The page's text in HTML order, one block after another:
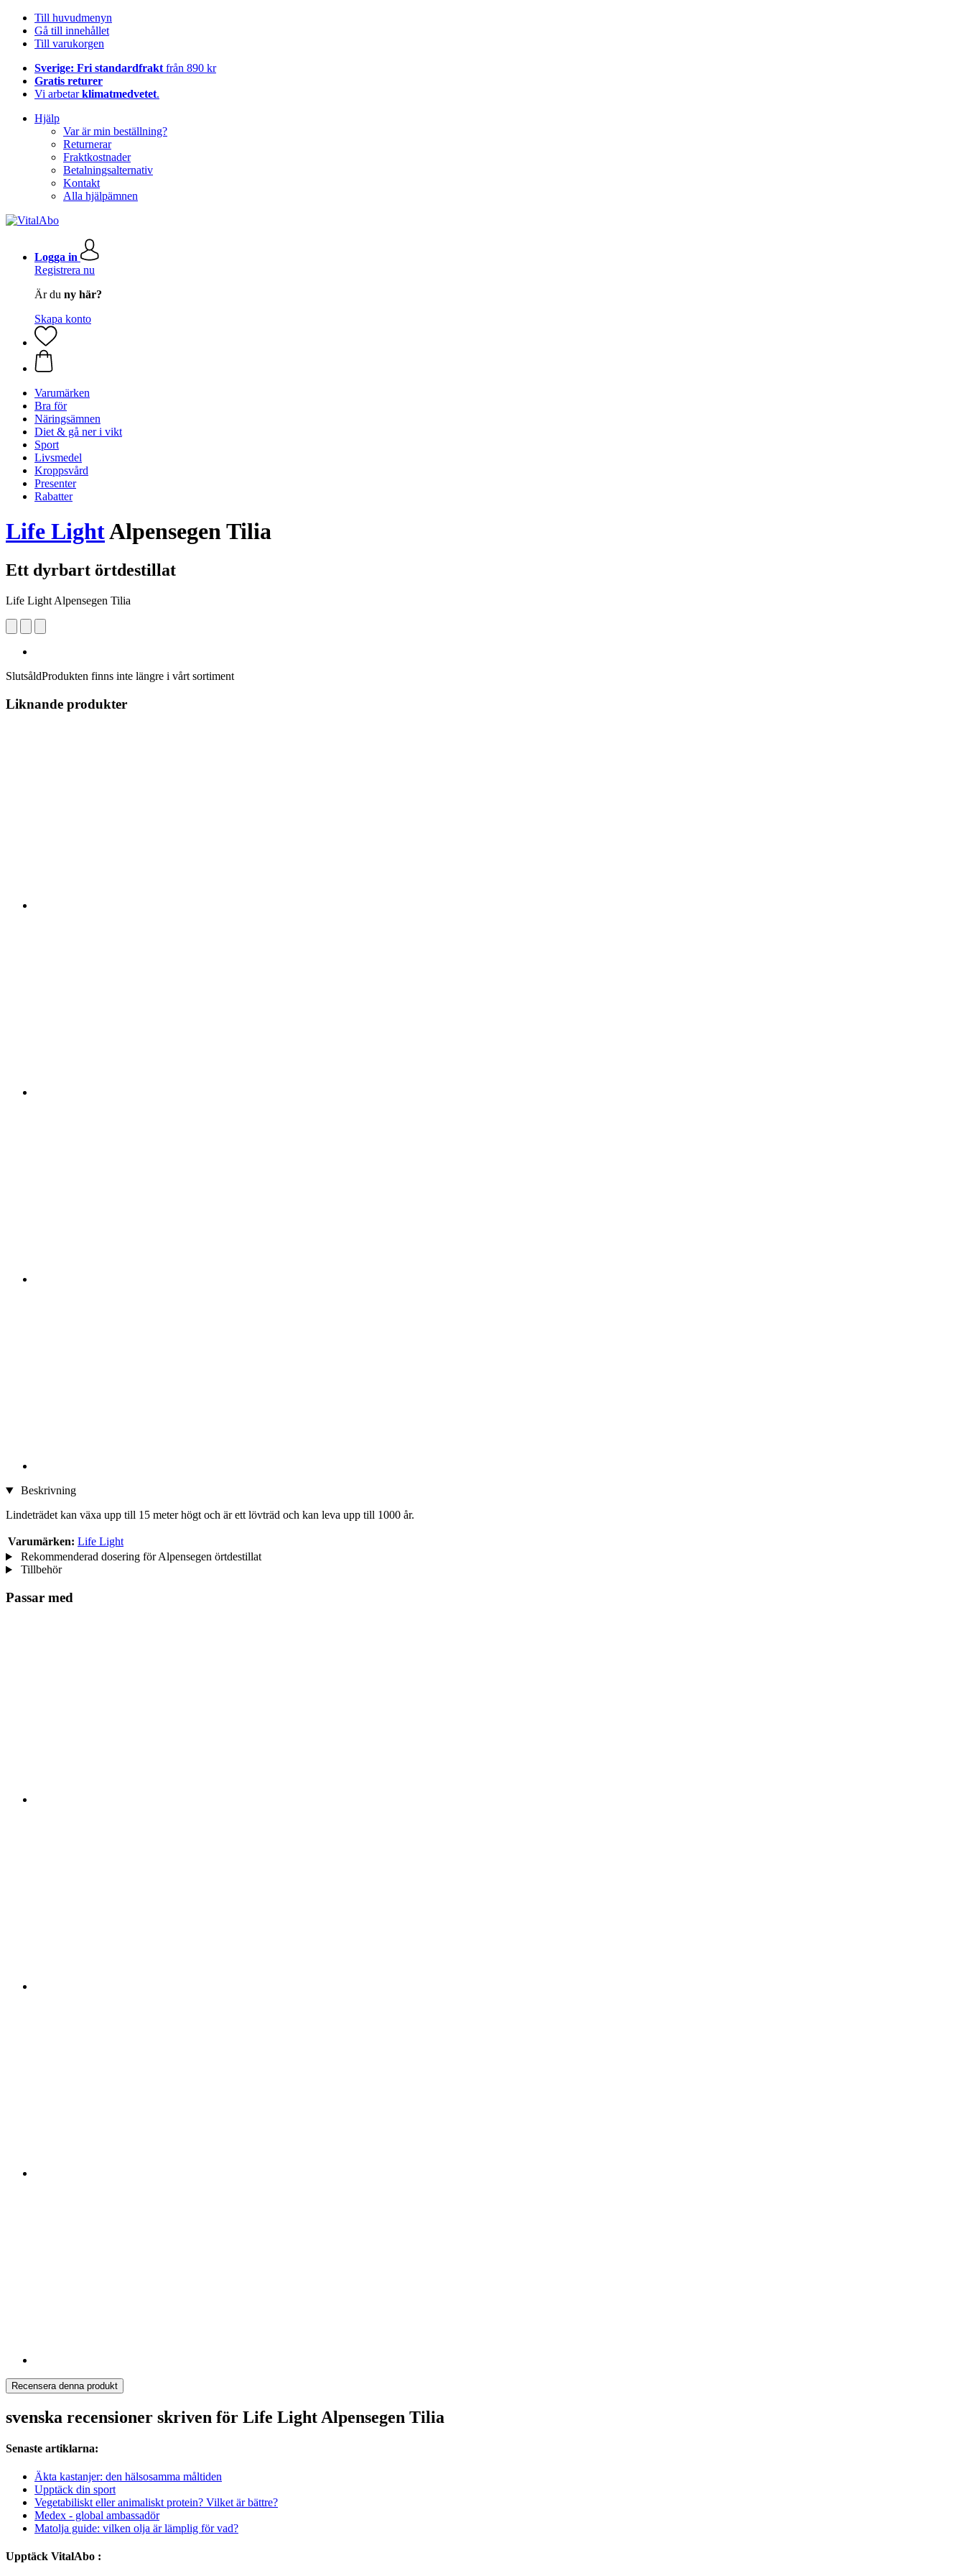
Till huvudmenyn
Gå till innehållet
Till varukorgen
Sverige: Fri standardfrakt från 890 kr
Gratis returer
Vi arbetarklimatmedvetet.
Hjälp
Var är min beställning?
Returnerar
Fraktkostnader
Betalningsalternativ
Kontakt
Alla hjälpämnen
Logga in
Registrera nu
Är du ny här?
Skapa konto
Varumärken
Bra för
Näringsämnen
Diet & gå ner i vikt
Sport
Livsmedel
Kroppsvård
Presenter
Rabatter
Life LightAlpensegen Tilia
Ett dyrbart örtdestillat
Life Light Alpensegen Tilia
SlutsåldProdukten finns inte längre i vårt sortiment
Liknande produkter
Beskrivning
Lindeträdet kan växa upp till 15 meter högt och är ett lövträd och kan leva upp till 1000 år.
Varumärken: Life Light
Rekommenderad dosering för Alpensegen örtdestillat
Tillbehör
Passar med
Recensera denna produkt
svenska recensioner skriven för Life Light Alpensegen Tilia
Senaste artiklarna:
Äkta kastanjer: den hälsosamma måltiden
Upptäck din sport
Vegetabiliskt eller animaliskt protein? Vilket är bättre?
Medex - global ambassadör
Matolja guide: vilken olja är lämplig för vad?
Upptäck VitalAbo :